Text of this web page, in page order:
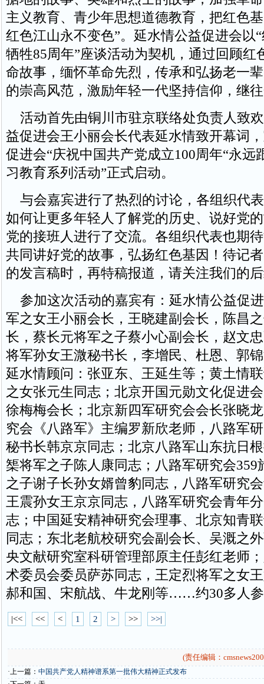
主义教育、青少年思想道德教育，把红色
红色江山永不变色”。延水情公益促进会以
牺牲85周年”座谈活动为契机，通过回顾红
命故事，缅怀革命先烈，传承和弘扬老一
的崇高风范，激励年轻一代坚持信仰，继
活动首先由铜川市驻京联络处负责人致
益促进会王小丽会长代表延水情致开幕词
促进会“庆祝中国共产党成立100周年“永远
习教育系列活动”正式启动。
与会嘉宾进行了热烈的讨论，各组织代
如何让更多年轻人了解党的历史、说好党
党的接班人进行了交流。各组织代表也期
共同讲好党的故事，弘扬红色基因！待记
的发言稿时，再特稿报道，请关注我们的
参加这次活动的嘉宾有：延水情公益促
军之女王小丽会长，王晓建副会长，陈昌
长，蔡长元将军之子蔡小心副会长，赵文
将军孙女王溦秘书长，李增民、杜恩、郭
延水情顾问：张亚东、王延生等；黄土情
之女张元生同志；北京开国元勋文化促进
徐梅梅会长；北京新四军研究会会长张晓
究会《八路军》主编罗新欣老师，八路军
秘书长韩京京同志；北京八路军山东抗日
榘将军之子陈人康同志；八路军研究会359
之子谢子长孙女婿曾豹同志，八路军研究
王震孙女王京京同志，八路军研究会青年
志；中国延安精神研究会理事、北京知青
同志；东北老航校研究会副会长、吴溉之
央文献研究室科研管理部原主任彭红老师
术委员会委员萨苏同志，王定烈将军之女
郝和国、宋航战、牛龙刚等……约30多人
|<< << < 1 2 > >> >>|
(责任编辑：
·上一篇： 中国共产党人精神谱系第一批伟大精神正式发布